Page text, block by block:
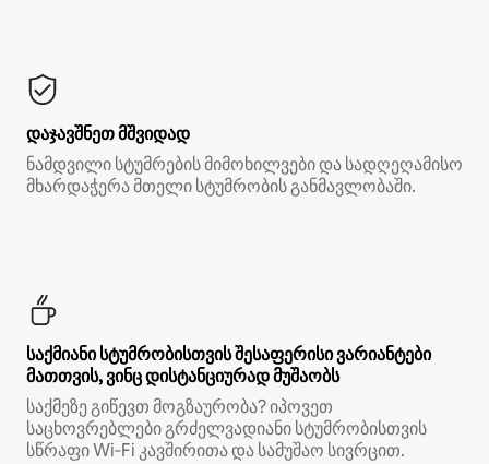
დაჯავშნეთ მშვიდად
ნამდვილი სტუმრების მიმოხილვები და სადღეღამისო
მხარდაჭერა მთელი სტუმრობის განმავლობაში.
საქმიანი სტუმრობისთვის შესაფერისი ვარიანტები
მათთვის, ვინც დისტანციურად მუშაობს
საქმეზე გიწევთ მოგზაურობა? იპოვეთ
საცხოვრებლები გრძელვადიანი სტუმრობისთვის
სწრაფი Wi‑Fi კავშირითა და სამუშაო სივრცით.